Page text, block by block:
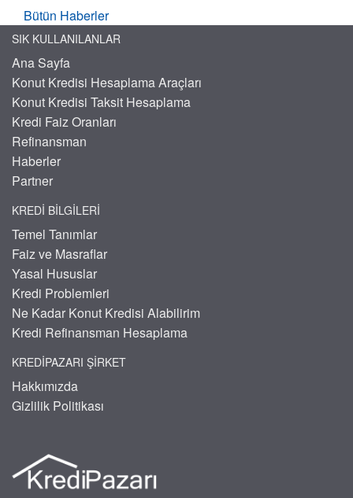
Bütün Haberler
SIK KULLANILANLAR
Ana Sayfa
Konut Kredisi Hesaplama Araçları
Konut Kredisi Taksit Hesaplama
Kredi Faiz Oranları
Refinansman
Haberler
Partner
KREDI BILGILERI
Temel Tanımlar
Faiz ve Masraflar
Yasal Hususlar
Kredi Problemleri
Ne Kadar Konut Kredisi Alabilirim
Kredi Refinansman Hesaplama
KREDIPAZARI ŞIRKET
Hakkımızda
Gizlilik Politikası